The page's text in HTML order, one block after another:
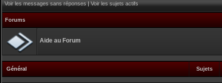
Voir les messages sans réponses|Voir les sujets actifs
Forums
Aide au Forum
Général Sujets